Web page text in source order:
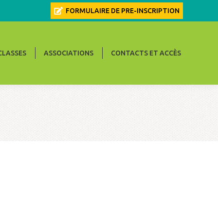
FORMULAIRE DE PRE-INSCRIPTION
ASSOCIATIONS CONTACTS ET ACCÈS
CONTACTS ET ACCÈS